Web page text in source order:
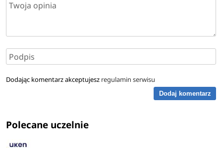
Dodając komentarz akceptujesz regulamin serwisu
Dodaj komentarz
Polecane uczelnie